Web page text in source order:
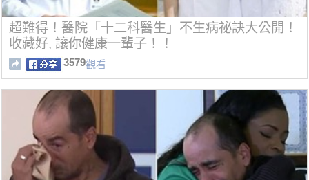
超難得！醫院「十二科醫生」不生病祕訣大公開！
收藏好, 讓你健康一輩子！！
3579觀看